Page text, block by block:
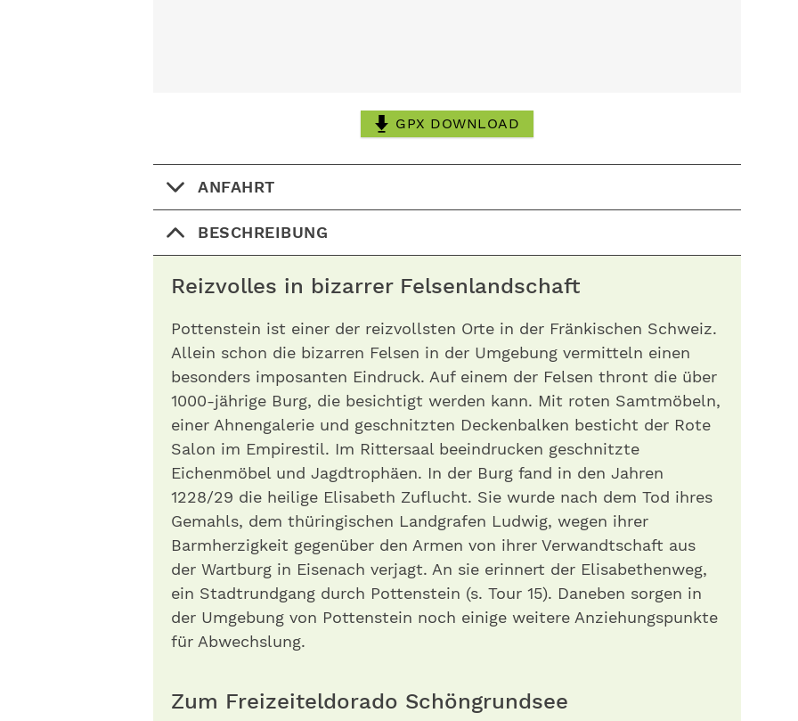
GPX DOWNLOAD
ANFAHRT
BESCHREIBUNG
Reizvolles in bizarrer Felsenlandschaft
Pottenstein ist einer der reizvollsten Orte in der Fränkischen Schweiz.
Allein schon die bizarren Felsen in der Umgebung vermitteln einen
besonders imposanten Eindruck. Auf einem der Felsen thront die über
1000-jährige Burg, die besichtigt werden kann. Mit roten Samtmöbeln,
einer Ahnengalerie und geschnitzten Deckenbalken besticht der Rote
Salon im Empirestil. Im Rittersaal beeindrucken geschnitzte
Eichenmöbel und Jagdtrophäen. In der Burg fand in den Jahren
1228/29 die heilige Elisabeth Zuflucht. Sie wurde nach dem Tod ihres
Gemahls, dem thüringischen Landgrafen Ludwig, wegen ihrer
Barmherzigkeit gegenüber den Armen von ihrer Verwandtschaft aus
der Wartburg in Eisenach verjagt. An sie erinnert der Elisabethenweg,
ein Stadtrundgang durch Pottenstein (s. Tour 15). Daneben sorgen in
der Umgebung von Pottenstein noch einige weitere Anziehungspunkte
für Abwechslung.
Zum Freizeiteldorado Schöngrundsee